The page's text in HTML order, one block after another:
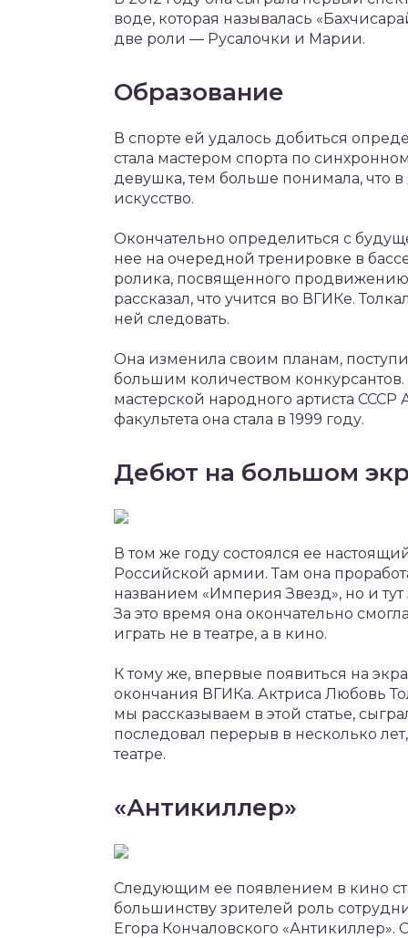
воде, которая называлась
две роли — Русалочки и Марии.
Образование
В спорте ей удалось добиться
стала мастером спорта по
девушка, тем больше понимала, что в
искусство.
Окончательно определиться с
нее на очередной тренировке в
ролика, посвященного
рассказал, что учится во ВГИКе.
ней следовать.
Она изменила своим планам,
большим количеством
мастерской народного артиста СССР
факультета она стала в 1999 году.
Дебют на большом
В том же году состоялся ее
Российской армии. Там она
названием «Империя Звезд», но и
За это время она окончательно
играть не в театре, а в кино.
К тому же, впервые появиться на
окончания ВГИКа. Актриса Любовь
мы рассказываем в этой статье,
последовал перерыв в несколько
театре.
«Антикиллер»
Следующим ее появлением в кино
большинству зрителей роль
Егора Кончаловского «Антикиллер».